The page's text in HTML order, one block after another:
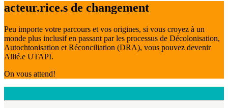
acteur.rice.s de changement
Peu importe votre parcours et vos origines, si vous croyez à un
monde plus inclusif en passant par les processus de Décolonisation,
Autochtonisation et Réconciliation (DRA), vous pouvez devenir
Allié.e UTAPI.
On vous attend!